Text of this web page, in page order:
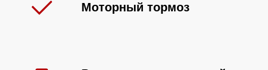
Моторный тормоз